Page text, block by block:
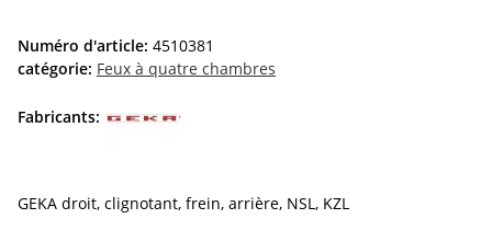
Numéro d'article: 4510381
catégorie: Feux à quatre chambres
Fabricants:
GEKA droit, clignotant, frein, arrière, NSL, KZL